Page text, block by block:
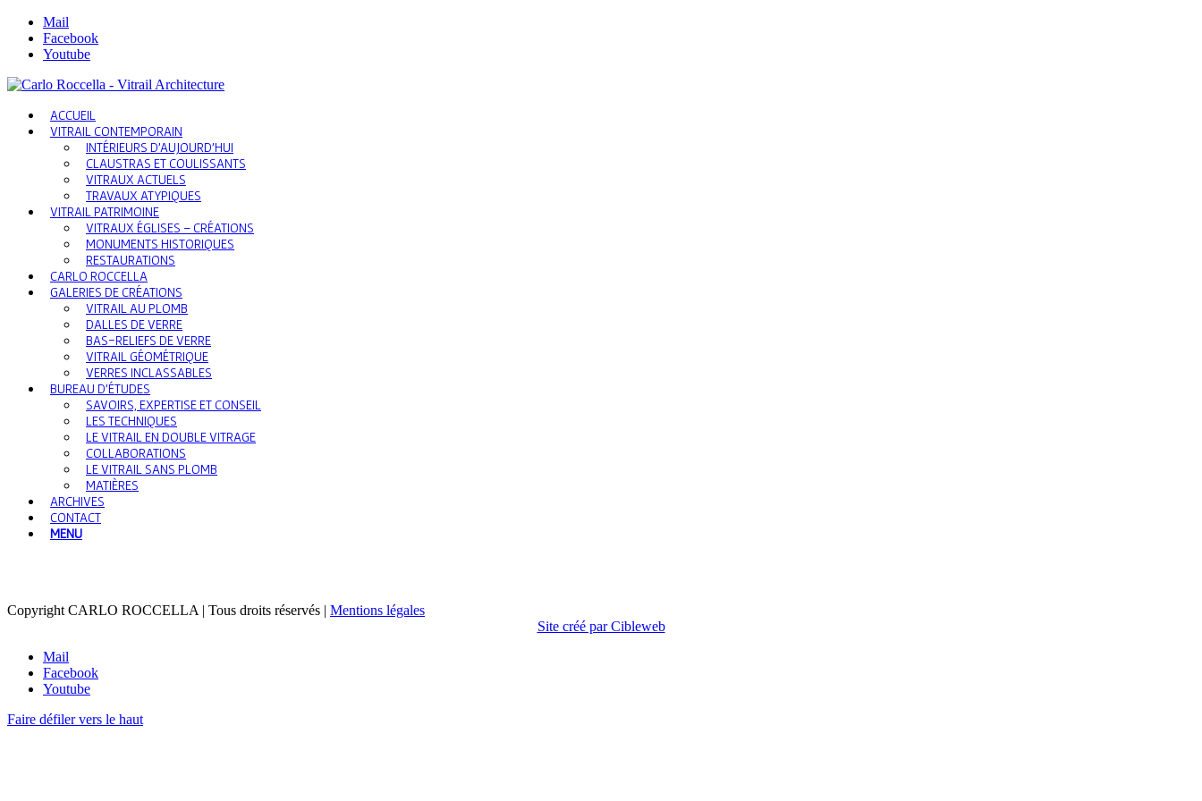
Mail
Facebook
Youtube
ACCUEIL
VITRAIL CONTEMPORAIN
INTÉRIEURS D’AUJOURD’HUI
CLAUSTRAS ET COULISSANTS
VITRAUX ACTUELS
TRAVAUX ATYPIQUES
VITRAIL PATRIMOINE
VITRAUX ÉGLISES – CRÉATIONS
MONUMENTS HISTORIQUES
RESTAURATIONS
CARLO ROCCELLA
GALERIES DE CRÉATIONS
VITRAIL AU PLOMB
DALLES DE VERRE
BAS-RELIEFS DE VERRE
VITRAIL GÉOMÉTRIQUE
VERRES INCLASSABLES
BUREAU D’ÉTUDES
SAVOIRS, EXPERTISE ET CONSEIL
LES TECHNIQUES
LE VITRAIL EN DOUBLE VITRAGE
COLLABORATIONS
LE VITRAIL SANS PLOMB
MATIÈRES
ARCHIVES
CONTACT
MENU
Copyright CARLO ROCCELLA | Tous droits réservés | Mentions légales
Site créé par Cibleweb
Mail
Facebook
Youtube
Faire défiler vers le haut